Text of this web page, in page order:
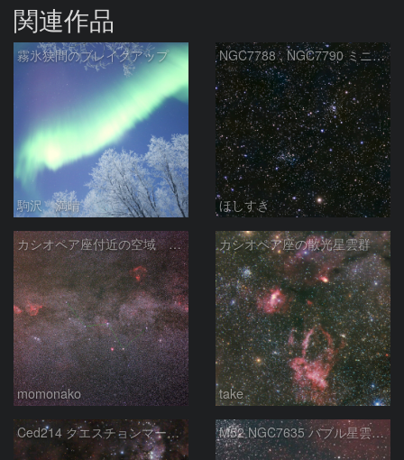
関連作品
霧氷狭間のブレイクアップ
駒沢 満晴
NGC7788 , NGC7790 ミニ二重星団
ほしすき
カシオペア座付近の空域 260720
momonako
カシオペア座の散光星雲群
take
Ced214 クエスチョンマーク星雲の“心臓部” M52 NGC7635 バブル星雲 Sh2-159 カシオペア座